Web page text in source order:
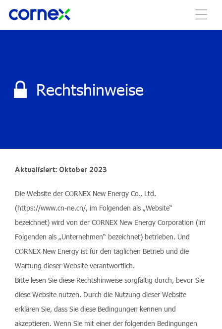
Rechtshinweise
Aktualisiert: Oktober 2023
Die Website der CORNEX New Energy Co., Ltd.
(https://www.cn-ne.cn/, im Folgenden als „Website“
bezeichnet) wird von der CORNEX New Energy Corporation (im
Folgenden als „Unternehmen“ bezeichnet) betrieben. Und
CORNEX New Energy ist für den täglichen Betrieb und die
Wartung dieser Website verantwortlich.
Bitte lesen Sie diese Rechtshinweise sorgfältig durch, bevor Sie
diese Website nutzen. Durch die Nutzung dieser Website
erklären Sie, dass Sie diese Bedingungen kennen und
akzeptieren. Wenn Sie mit einer der folgenden Bedingungen